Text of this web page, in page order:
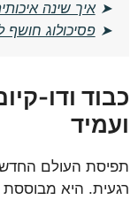
➤איך שינה
➤פסיכולוג
כבוד ודו-
ועמיד
תפיסת העולם
רגעית. היא